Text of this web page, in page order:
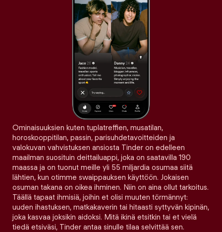
Ominaisuuksien kuten tuplatreffien, musatilan,
horoskooppitilan, passin, parisuhdetavoitteiden ja
valokuvan vahvistuksen ansiosta Tinder on edelleen
maailman suosituin deittailuappi, joka on saatavilla 190
maassa ja on tuonut meille yli 55 miljardia osumaa siitä
lähtien, kun otimme swaippauksen käyttöön. Jokaisen
osuman takana on oikea ihminen. Niin on aina ollut tarkoitus.
Täällä tapaat ihmisiä, joihin et olisi muuten törmännyt:
uuden ihastuksen, matkakaverin tai hitaasti syttyvän kipinän,
joka kasvaa joksikin aidoksi. Mitä ikinä etsitkin tai et vielä
tiedä etsiväsi, Tinder antaa sinulle tilaa selvittää sen.